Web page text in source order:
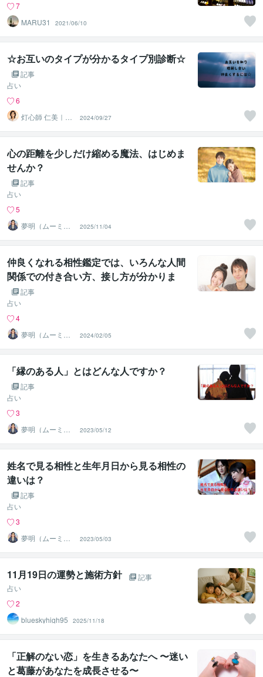
7
MARU31
2021/06/10
☆お互いのタイプが分かるタイプ別診断☆
記事
占い
6
灯心師 仁美｜自
己理解×タイプ別
診断
2024/09/27
心の距離を少しだけ縮める魔法、はじめま
せんか？
記事
占い
5
夢明（ムーミ
ン）＠人生を笑
顔にする占い師
2025/11/04
仲良くなれる相性鑑定では、いろんな人間
関係での付き合い方、接し方が分かりま
す。記事
占い
4
夢明（ムーミ
ン）＠人生を笑
顔にする占い師
2024/02/05
「縁のある人」とはどんな人ですか？
記事
占い
3
夢明（ムーミ
ン）＠人生を笑
顔にする占い師
2023/05/12
姓名で見る相性と生年月日から見る相性の
違いは？
記事
占い
3
夢明（ムーミ
ン）＠人生を笑
顔にする占い師
2023/05/03
11月19日の運勢と施術方針
記事
占い
2
blueskyhigh95
2025/11/18
「正解のない恋」を生きるあなたへ 〜迷い
と葛藤があなたを成長させる〜